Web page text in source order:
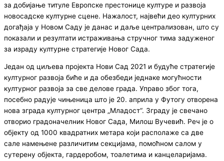
за добијање титуле Европске престонице културе и развоја
новосадске културне сцене. Нажалост, највећи део културних
догађаја у Новом Саду је данас и даље централизован, што су
показали и резултати истраживања стручног тима задуженог
за израду културне стратегије Новог Сада.
Један од циљева пројекта Нови Сад 2021 и будуће стратегије
културног развоја биће и да обезбеди једнаке могућности
културног развоја за све делове града. Управо због тога,
посебно радује чињеница што је 20. априла у Футогу отворена
нова зграда културног центра „Младост“. Зграду је свечано
отворио градоначелник Новог Сада, Милош Вучевић. Реч је о
објекту од 1000 квадратних метара који располаже са две
сале намењене различитим секцијама, помоћном салом у
сутерену објекта, гардеробом, тоалетима и канцеларијама.